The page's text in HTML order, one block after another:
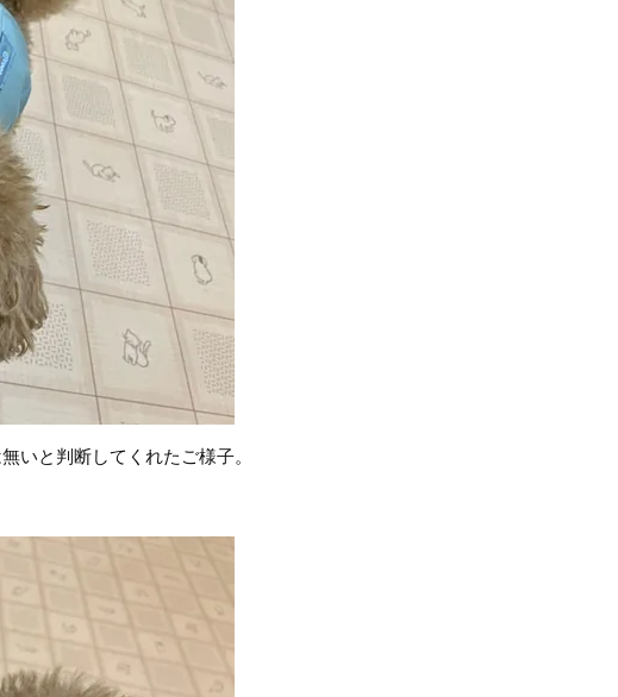
いと判断してくれたご様子。